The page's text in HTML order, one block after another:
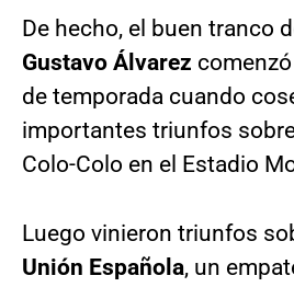
De hecho, el buen tranco
Gustavo Álvarez
de temporada cuando
importantes triunfos
Colo-Colo en el Estadio
Luego vinieron triunfos
Unión Española, un